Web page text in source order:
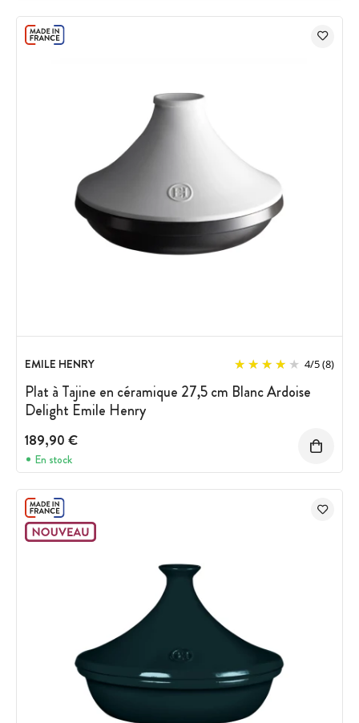
EMILE HENRY 4/5(8)
Plat à Tajine en céramique 27,5 cm Blanc Ardoise
Delight Emile Henry
189,90 €
En stock